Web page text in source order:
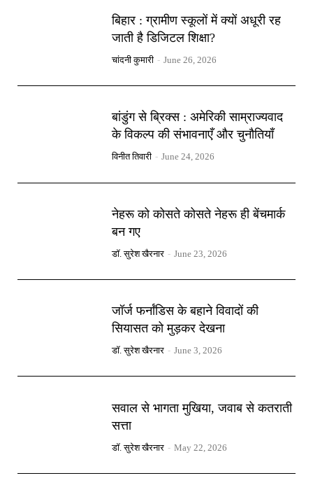
बिहार : ग्रामीण स्कूलों में क्यों अधूरी रह
जाती है डिजिटल शिक्षा?
चांदनी कुमारी - June 26, 2026
बांडुंग से ब्रिक्स : अमेरिकी साम्राज्यवाद
के विकल्प की संभावनाएँ और चुनौतियाँ
विनीत तिवारी - June 24, 2026
नेहरू को कोसते कोसते नेहरू ही बेंचमार्क
बन गए
डॉ. सुरेश खैरनार - June 23, 2026
जॉर्ज फर्नांडिस के बहाने विवादों की
सियासत को मुड़कर देखना
डॉ. सुरेश खैरनार - June 3, 2026
सवाल से भागता मुखिया, जवाब से कतराती
सत्ता
डॉ. सुरेश खैरनार - May 22, 2026